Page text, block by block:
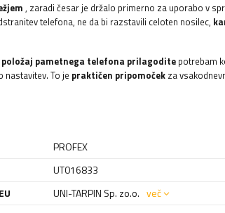
, zaradi česar je držalo primerno za uporabo v
telefona, ne da bi razstavili celoten nosilec,
položaj pametnega telefona prilagoditepotrebam
To je praktičen pripomoček za
PROFEX
UT016833
UNI-TARPIN Sp. zo.o. več